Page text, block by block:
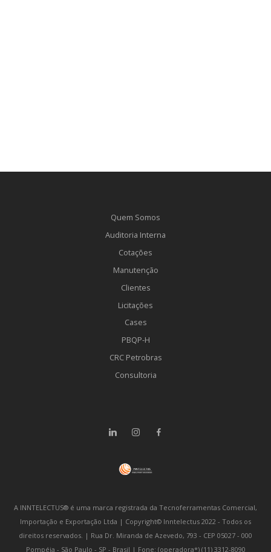
Quem Somos
Auditoria Interna
Cotações
Manutenção
Clientes
Licitações
Cases
PBQP-H
CRC Petrobras
Consultoria
A INNTELECTUS® é uma marca registrada da Tecnoferramentas Comercial,
Importação e Exportação Ltda | Copyright© Inntelectus 2022 - Todos os
direitos reservados. | Rua Dr. Miranda de Azevedo, 793 - CEP 05027 - 000
Pompéia - São Paulo - SP - Brasil | Fone: (operadora*) (11) 3312-8090